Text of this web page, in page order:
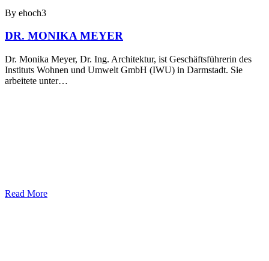
By ehoch3
DR. MONIKA MEYER
Dr. Monika Meyer, Dr. Ing. Architektur, ist Geschäftsführerin des
Instituts Wohnen und Umwelt GmbH (IWU) in Darmstadt. Sie
arbeitete unter…
Read More